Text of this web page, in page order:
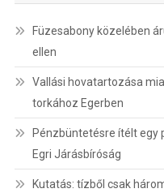
Füzesabony közelében
ellen
Vallási hovatartozása
torkához Egerben
Pénzbüntetésre ítélt egy
Egri Járásbíróság
Kutatás: tízből csak